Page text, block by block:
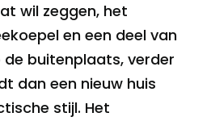
wil zeggen, het
en een deel van
de buitenplaats, verder
dan een nieuw huis
stijl. Het